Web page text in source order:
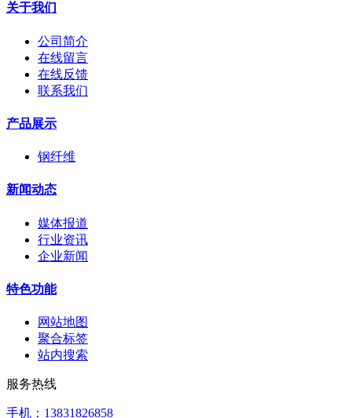
关于我们
公司简介
在线留言
在线反馈
联系我们
产品展示
钢纤维
新闻动态
媒体报道
行业资讯
企业新闻
特色功能
网站地图
聚合标签
站内搜索
服务热线
手机：13831826858